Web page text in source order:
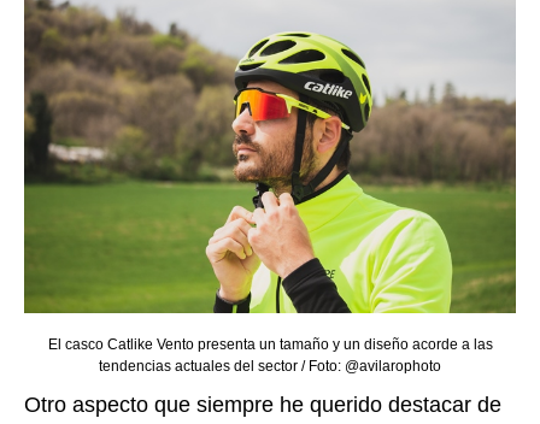
El casco Catlike Vento presenta un tamaño y un diseño acorde a las
tendencias actuales del sector / Foto: @avilarophoto
Otro aspecto que siempre he querido destacar de